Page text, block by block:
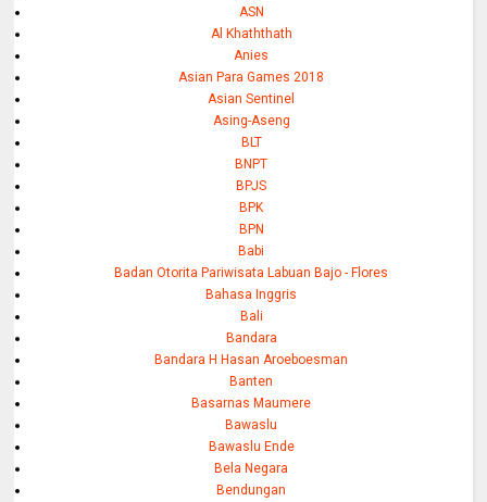
ASN
Al Khaththath
Anies
Asian Para Games 2018
Asian Sentinel
Asing-Aseng
BLT
BNPT
BPJS
BPK
BPN
Babi
Badan Otorita Pariwisata Labuan Bajo - Flores
Bahasa Inggris
Bali
Bandara
Bandara H Hasan Aroeboesman
Banten
Basarnas Maumere
Bawaslu
Bawaslu Ende
Bela Negara
Bendungan